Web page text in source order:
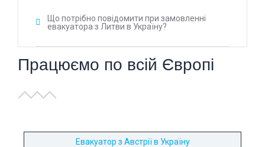
Що потрібно повідомити при замовленні
евакуатора з Литви в Україну?
Працюємо по всій Європі
Евакуатор з Австрії в Україну